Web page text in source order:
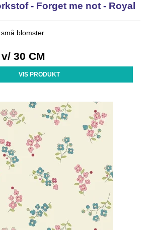
- Forget me not - Royal
blomster
v/ 30 CM
VIS PRODUKT